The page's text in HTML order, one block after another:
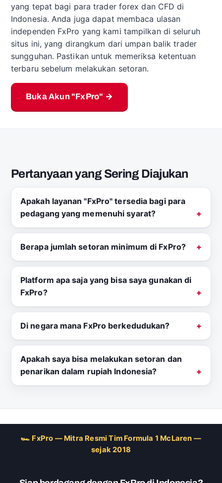
yang tepat bagi para trader forex dan CFD di
Indonesia. Anda juga dapat membaca ulasan
independen FxPro yang kami tampilkan di seluruh
situs ini, yang dirangkum dari umpan balik trader
sungguhan. Pastikan untuk memeriksa ketentuan
terbaru sebelum melakukan setoran.
Buka Akun "FxPro" →
Pertanyaan yang Sering Diajukan
Apakah layanan "FxPro" tersedia bagi para
pedagang yang memenuhi syarat?
Berapa jumlah setoran minimum di FxPro?
Platform apa saja yang bisa saya gunakan di
FxPro?
Di negara mana FxPro berkedudukan?
Apakah saya bisa melakukan setoran dan
penarikan dalam rupiah Indonesia?
🏎 FxPro — Mitra Resmi Tim Formula 1 McLaren —
sejak 2018